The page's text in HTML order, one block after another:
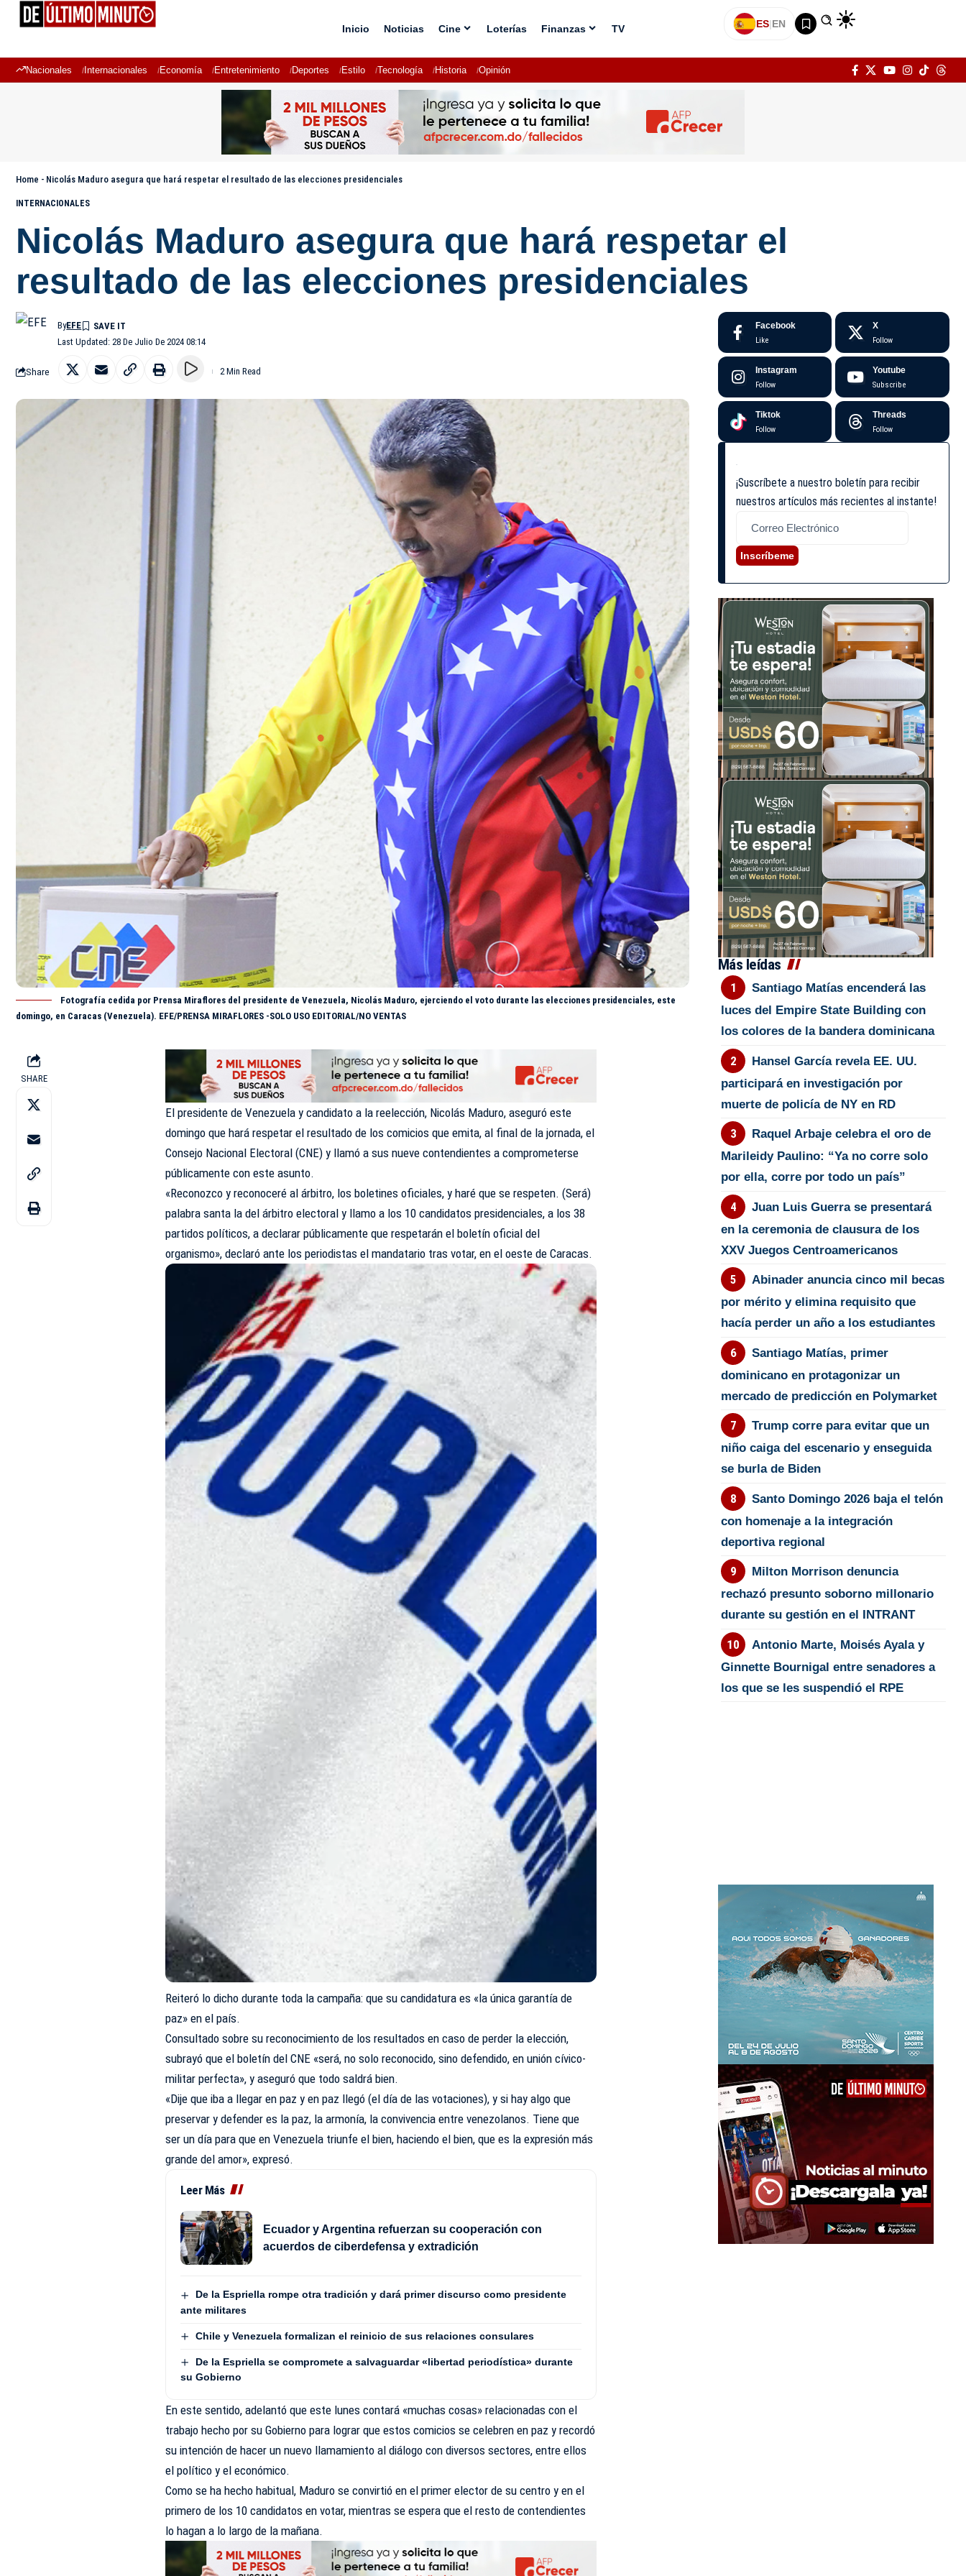
Inicio Noticias Cine Loterías Finanzas TV ES|EN
Nacionales Internacionales Economía Entretenimiento Deportes Estilo Tecnología Historia Opinión
Home - Nicolás Maduro asegura que hará respetar el resultado de las elecciones presidenciales
INTERNACIONALES
Nicolás Maduro asegura que hará respetar el
resultado de las elecciones presidenciales
Last Updated: 28 De Julio De 2024 08:14
ByEFE
Share 2 Min Read
Fotografía cedida por Prensa Miraflores del presidente de Venezuela, Nicolás Maduro, ejerciendo el voto durante las elecciones presidenciales, este
domingo, en Caracas (Venezuela). EFE/PRENSA MIRAFLORES -SOLO USO EDITORIAL/NO VENTAS
SHARE
El presidente de Venezuela y candidato a la reelección, Nicolás Maduro, aseguró este
domingo que hará respetar el resultado de los comicios que emita, al final de la jornada, el
Consejo Nacional Electoral (CNE) y llamó a sus nueve contendientes a comprometerse
públicamente con este asunto.
«Reconozco y reconoceré al árbitro, los boletines oficiales, y haré que se respeten. (Será)
palabra santa la del árbitro electoral y llamo a los 10 candidatos presidenciales, a los 38
partidos políticos, a declarar públicamente que respetarán el boletín oficial del
organismo», declaró ante los periodistas el mandatario tras votar, en el oeste de Caracas.
Reiteró lo dicho durante toda la campaña: que su candidatura es «la única garantía de
paz» en el país.
Consultado sobre su reconocimiento de los resultados en caso de perder la elección,
subrayó que el boletín del CNE «será, no solo reconocido, sino defendido, en unión cívico-
militar perfecta», y aseguró que todo saldrá bien.
«Dije que iba a llegar en paz y en paz llegó (el día de las votaciones), y si hay algo que
preservar y defender es la paz, la armonía, la convivencia entre venezolanos. Tiene que
ser un día para que en Venezuela triunfe el bien, haciendo el bien, que es la expresión más
grande del amor», expresó.
Leer Más
Ecuador y Argentina refuerzan su cooperación con
acuerdos de ciberdefensa y extradición
De la Espriella rompe otra tradición y dará primer discurso como presidente
ante militares
Chile y Venezuela formalizan el reinicio de sus relaciones consulares
De la Espriella se compromete a salvaguardar «libertad periodística» durante
su Gobierno
En este sentido, adelantó que este lunes contará «muchas cosas» relacionadas con el
trabajo hecho por su Gobierno para lograr que estos comicios se celebren en paz y recordó
su intención de hacer un nuevo llamamiento al diálogo con diversos sectores, entre ellos
el político y el económico.
Como se ha hecho habitual, Maduro se convirtió en el primer elector de su centro y en el
primero de los 10 candidatos en votar, mientras se espera que el resto de contendientes
lo hagan a lo largo de la mañana.
Facebook
Like
X
Follow
Instagram
Follow
Youtube
Subscribe
Tiktok
Follow
Threads
Follow
¡Suscríbete a nuestro boletín para recibir
nuestros artículos más recientes al instante!
Inscríbeme
Más leídas
Santiago Matías encenderá las
luces del Empire State Building con
los colores de la bandera dominicana
Hansel García revela EE. UU.
participará en investigación por
muerte de policía de NY en RD
Raquel Arbaje celebra el oro de
Marileidy Paulino: “Ya no corre solo
por ella, corre por todo un país”
Juan Luis Guerra se presentará
en la ceremonia de clausura de los
XXV Juegos Centroamericanos
Abinader anuncia cinco mil becas
por mérito y elimina requisito que
hacía perder un año a los estudiantes
Santiago Matías, primer
dominicano en protagonizar un
mercado de predicción en Polymarket
Trump corre para evitar que un
niño caiga del escenario y enseguida
se burla de Biden
Santo Domingo 2026 baja el telón
con homenaje a la integración
deportiva regional
Milton Morrison denuncia
rechazó presunto soborno millonario
durante su gestión en el INTRANT
Antonio Marte, Moisés Ayala y
Ginnette Bournigal entre senadores a
los que se les suspendió el RPE